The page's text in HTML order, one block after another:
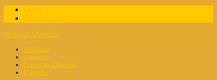
Webinar Magazin
Webinare
Experten
Corporate Channels
Kalender